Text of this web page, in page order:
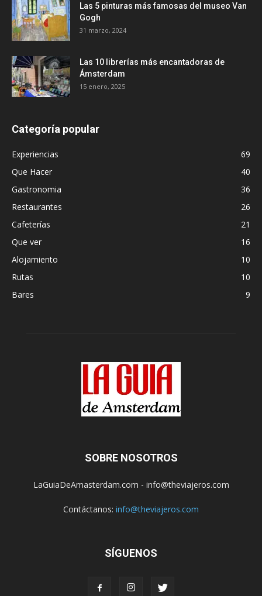
Las 5 pinturas más famosas del museo Van
Gogh
31 marzo, 2024
Las 10 librerías más encantadoras de
Ámsterdam
15 enero, 2025
Categoría popular
Experiencias
69
Que Hacer
40
Gastronomia
36
Restaurantes
26
Cafeterías
21
Que ver
16
Alojamiento
10
Rutas
10
Bares
9
SOBRE NOSOTROS
LaGuiaDeAmasterdam.com - info@theviajeros.com
Contáctanos: info@theviajeros.com
SÍGUENOS